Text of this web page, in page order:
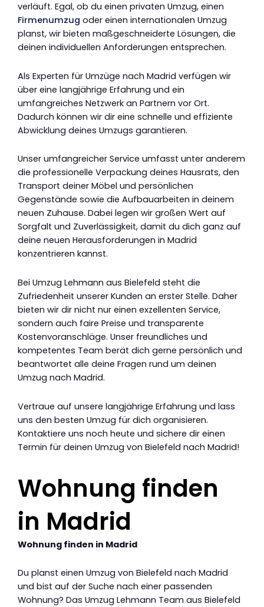
verläuft. Egal, ob du einen privaten Umzug, einen
Firmenumzug oder einen internationalen Umzug
planst, wir bieten maßgeschneiderte Lösungen, die
deinen individuellen Anforderungen entsprechen.
Als Experten für Umzüge nach Madrid verfügen wir
über eine langjährige Erfahrung und ein
umfangreiches Netzwerk an Partnern vor Ort.
Dadurch können wir dir eine schnelle und effiziente
Abwicklung deines Umzugs garantieren.
Unser umfangreicher Service umfasst unter anderem
die professionelle Verpackung deines Hausrats, den
Transport deiner Möbel und persönlichen
Gegenstände sowie die Aufbauarbeiten in deinem
neuen Zuhause. Dabei legen wir großen Wert auf
Sorgfalt und Zuverlässigkeit, damit du dich ganz auf
deine neuen Herausforderungen in Madrid
konzentrieren kannst.
Bei Umzug Lehmann aus Bielefeld steht die
Zufriedenheit unserer Kunden an erster Stelle. Daher
bieten wir dir nicht nur einen exzellenten Service,
sondern auch faire Preise und transparente
Kostenvoranschläge. Unser freundliches und
kompetentes Team berät dich gerne persönlich und
beantwortet alle deine Fragen rund um deinen
Umzug nach Madrid.
Vertraue auf unsere langjährige Erfahrung und lass
uns den besten Umzug für dich organisieren.
Kontaktiere uns noch heute und sichere dir einen
Termin für deinen Umzug von Bielefeld nach Madrid!
Wohnung finden
in Madrid
Wohnung finden in Madrid
Du planst einen Umzug von Bielefeld nach Madrid
und bist auf der Suche nach einer passenden
Wohnung? Das Umzug Lehmann Team aus Bielefeld